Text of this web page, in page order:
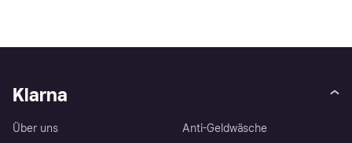
Klarna
Über uns
Anti-Geldwäsche